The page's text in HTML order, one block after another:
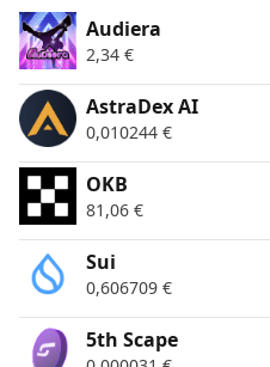
Audiera
2,34 €
AstraDex AI
0,010244 €
OKB
81,06 €
Sui
0,606709 €
5th Scape